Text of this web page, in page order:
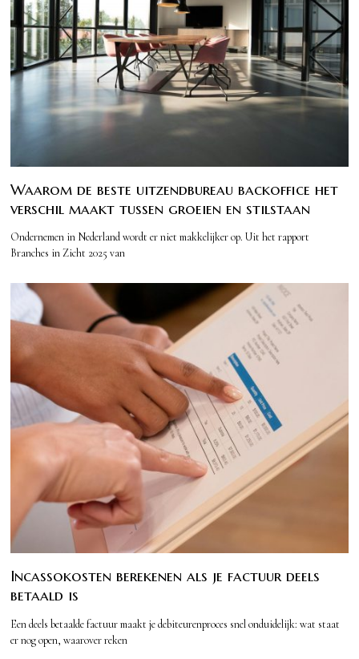
Waarom de beste uitzendbureau backoffice het
verschil maakt tussen groeien en stilstaan
Ondernemen in Nederland wordt er niet makkelijker op. Uit het rapport
Branches in Zicht 2025 van
Incassokosten berekenen als je factuur deels
betaald is
Een deels betaalde factuur maakt je debiteurenproces snel onduidelijk: wat staat
er nog open, waarover reken